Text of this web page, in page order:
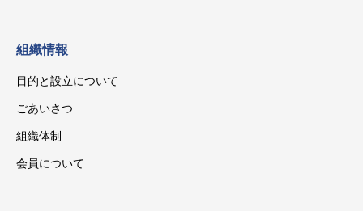
組織情報
目的と設立について
ごあいさつ
組織体制
会員について